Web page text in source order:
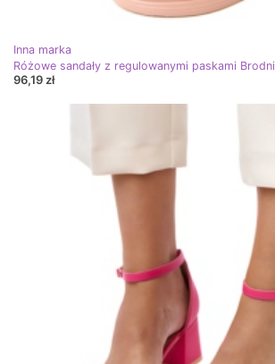
Inna marka
Różowe sandały z regulowanymi paskami Brodni
96,19 zł